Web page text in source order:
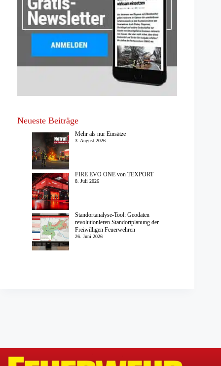
Neueste Beiträge
Mehr als nur Einsätze
3. August 2026
FIRE EVO ONE von TEXPORT
8. Juli 2026
Standortanalyse-Tool: Geodaten
revolutionieren Standortplanung der
Freiwilligen Feuerwehren
26. Juni 2026